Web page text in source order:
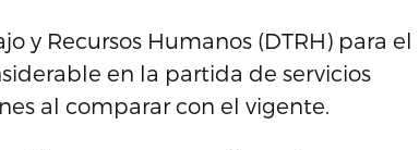
y Recursos Humanos (DTRH) para el
en la partida de servicios
al comparar con el vigente.